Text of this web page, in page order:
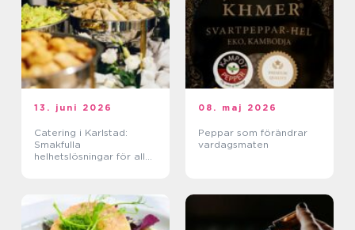
13. juni 2026
Catering i Karlstad:
Smakfulla
helhetslösningar för alla
08. maj 2026
Peppar som förändrar
vardagsmaten